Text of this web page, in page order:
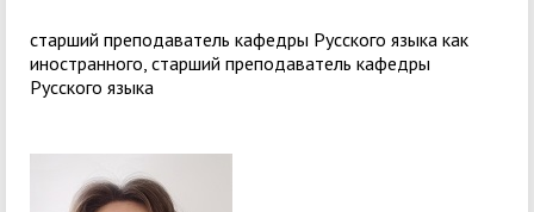
старший преподаватель кафедры Русского языка как
иностранного, старший преподаватель кафедры
Русского языка